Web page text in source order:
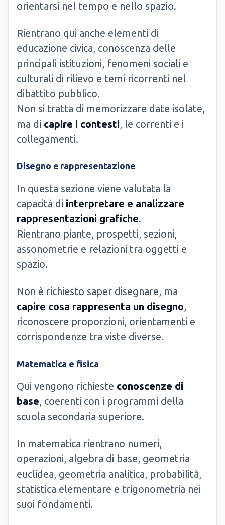
orientarsi nel tempo e nello spazio.
Rientrano qui anche elementi di
educazione civica, conoscenza delle
principali istituzioni, fenomeni sociali e
culturali di rilievo e temi ricorrenti nel
dibattito pubblico.
Non si tratta di memorizzare date isolate,
ma di capire i contesti, le correnti e i
collegamenti.
Disegno e rappresentazione
In questa sezione viene valutata la
capacità di interpretare e analizzare
rappresentazioni grafiche.
Rientrano piante, prospetti, sezioni,
assonometrie e relazioni tra oggetti e
spazio.
Non è richiesto saper disegnare, ma
capire cosa rappresenta un disegno,
riconoscere proporzioni, orientamenti e
corrispondenze tra viste diverse.
Matematica e fisica
Qui vengono richieste conoscenze di
base, coerenti con i programmi della
scuola secondaria superiore.
In matematica rientrano numeri,
operazioni, algebra di base, geometria
euclidea, geometria analitica, probabilità,
statistica elementare e trigonometria nei
suoi fondamenti.